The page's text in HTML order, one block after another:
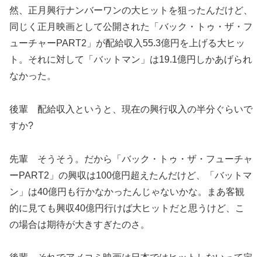
然、正月興行ナンバーワンの大ヒットを狙ったんだけど、
同じく正月映画として公開された「バック・トゥ・ザ・フ
ューチャーPART2」が配給収入55.3億円を上げる大ヒッ
ト。それに対して「バットマン」は19.1億円しかあげられ
なかった。
後輩 配給収入というと、現在の興行収入の半分ぐらいで
すか?
先輩 そうそう。だから「バック・トゥ・ザ・フューチャ
ーPART2」の興収は100億円超えたんだけど、「バットマ
ン」は40億円も行かなかったんじゃないかな。まあ客観
的に見ても興収40億円行けば大ヒットだと思うけど、こ
の場合は期待が大きすぎたのさ。